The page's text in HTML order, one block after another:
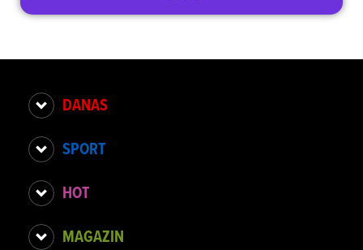
DANAS
SPORT
HOT
MAGAZIN